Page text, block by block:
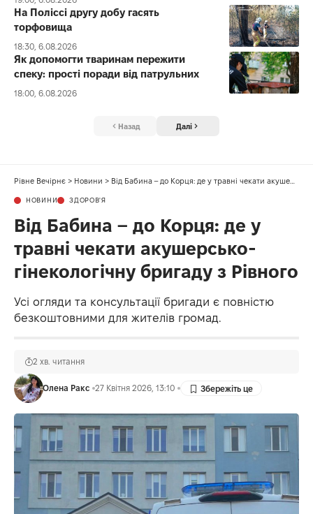
На Поліссі другу добу гасять
торфовища
18:30, 6.08.2026
Як допомогти тваринам пережити
спеку: прості поради від патрульних
18:00, 6.08.2026
Назад Далі
Рівне Вечірнє > Новини > Від Бабина – до Корця: де у травні чекати акушерсько-гінекологічну бригаду з Рівного
НОВИНИ ЗДОРОВ'Я
Від Бабина – до Корця: де у
травні чекати акушерсько-
гінекологічну бригаду з Рівного
Усі огляди та консультації бригади є повністю
безкоштовними для жителів громад.
Олена Ракс 27 Квітня 2026, 13:10
2 хв. читання